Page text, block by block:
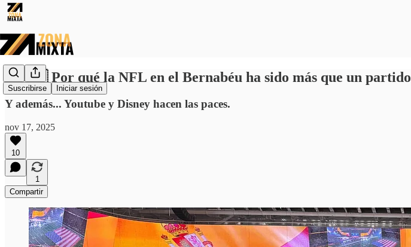
Suscribirse Iniciar sesión
🏈🇪🇸 Por qué la NFL en el Bernabéu ha sido más que un partido
Y además... Youtube y Disney hacen las paces.
nov 17, 2025
10
1
Compartir